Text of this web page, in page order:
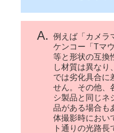
A.
例えば「カメラ
ケンコー「Tマ
等と形状の互換
し材質は異なり
では劣化具合に
せん。その他、
シ製品と同じネ
品がある場合も
体撮影時におい
ト通りの光路長